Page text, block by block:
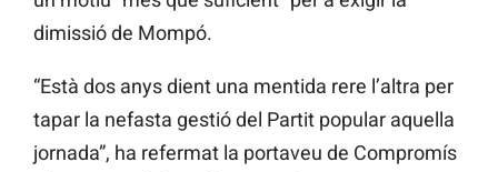
dimissió de Mompó.
“Està dos anys dient una mentida rere l’altra per
tapar la nefasta gestió del Partit popular aquella
jornada”, ha refermat la portaveu de Compromís